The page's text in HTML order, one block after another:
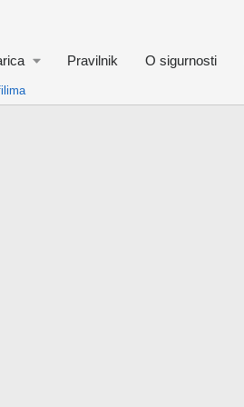
Pravilnik O sigurnosti